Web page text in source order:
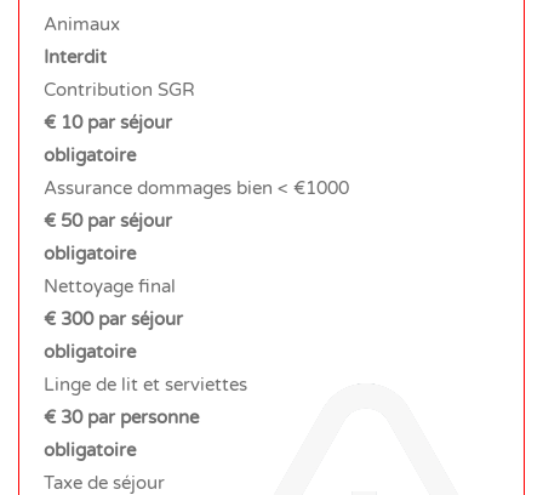
Animaux
Interdit
Contribution SGR
€ 10 par séjour
obligatoire
Assurance dommages bien < €1000
€ 50 par séjour
obligatoire
Nettoyage final
€ 300 par séjour
obligatoire
Linge de lit et serviettes
€ 30 par personne
obligatoire
Taxe de séjour